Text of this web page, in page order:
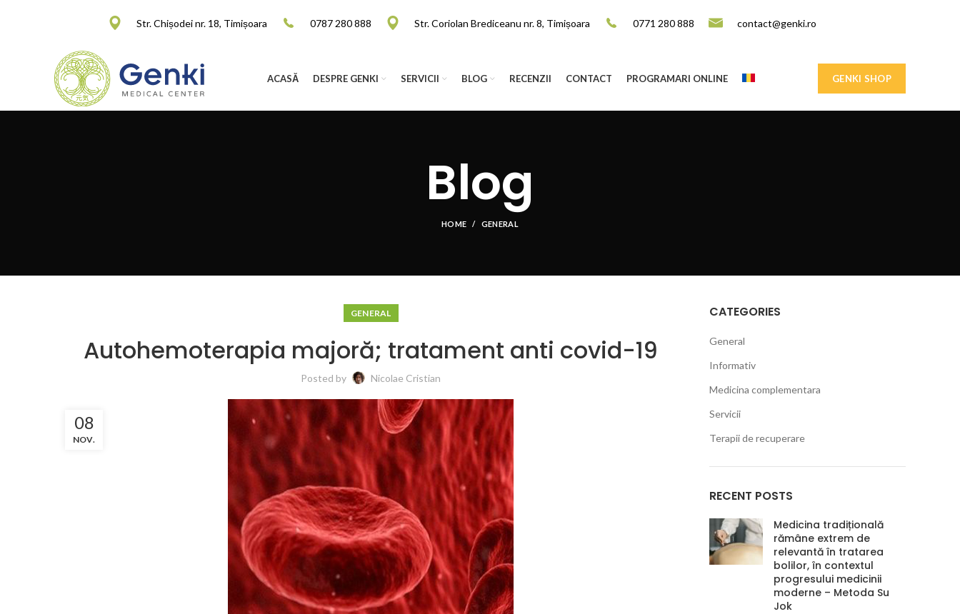
Str. Chișodei nr. 18, Timișoara 0787 280 888 Str. Coriolan Brediceanu nr. 8, Timișoara 0771 280 888 contact@genki.ro
ACASĂ DESPRE GENKI SERVICII BLOG RECENZII CONTACT PROGRAMARI ONLINE GENKI SHOP
Blog
HOME GENERAL
GENERAL
Autohemoterapia majoră; tratament anti covid-19
Posted by Nicolae Cristian
08
NOV.
CATEGORIES
General
Informativ
Medicina complementara
Servicii
Terapii de recuperare
RECENT POSTS
Medicina tradițională
rămâne extrem de
relevantă în tratarea
bolilor, în contextul
progresului medicinii
moderne – Metoda Su
Jok